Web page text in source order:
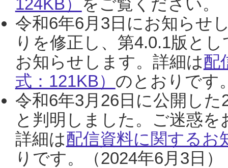
令和6年6月3日にお知らせ
りを修正し、第4.0.1版と
お知らせします。詳細は配
式：121KB） のとおりです
令和6年3月26日に公開し
と判明しました。ご迷惑
詳細は配信資料に関するお
りです。（2024年6月3日）